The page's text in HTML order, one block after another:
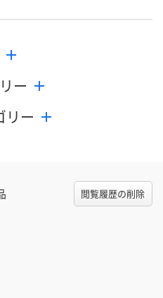
ー
リー
閲覧履歴の削除